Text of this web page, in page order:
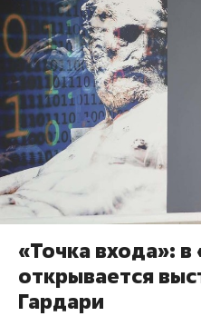
«Точка входа»: в
открывается
Гардари